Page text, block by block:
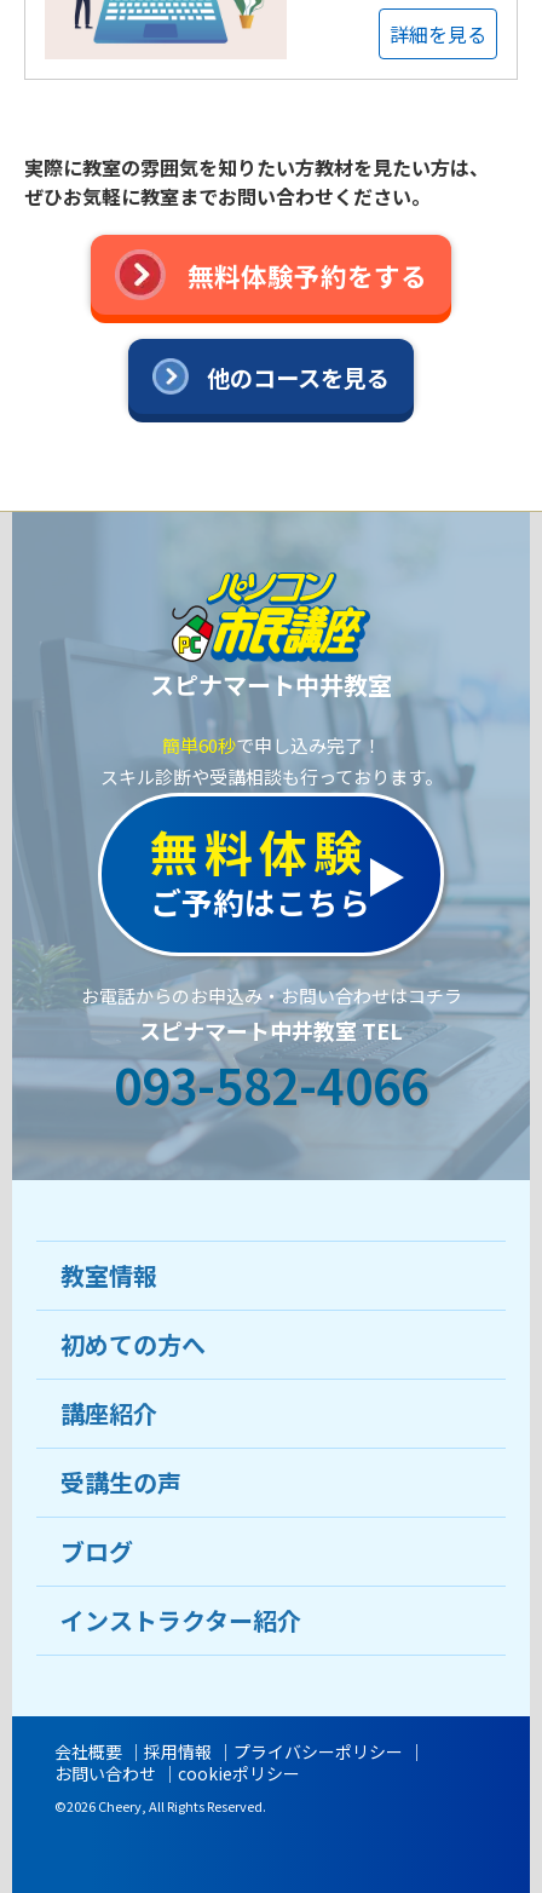
詳細を見る
実際に教室の雰囲気を知りたい方教材を見たい方は、
ぜひお気軽に教室までお問い合わせください。
無料体験予約をする
他のコースを見る
スピナマート中井教室
簡単60秒で申し込み完了！
スキル診断や受講相談も行っております。
無料体験
ご予約はこちら
お電話からのお申込み・お問い合わせはコチラ
スピナマート中井教室 TEL
093-582-4066
教室情報
教室について
受講生の声
おすすめ・人気の講座
目的から講座を探す
教室ブログ
開講時間
初めての方へ
ココがおすすめ
料金
受講までの流れ
よくあるご質問
講座紹介
受講生の声
ブログ
インストラクター紹介
会社概要 採用情報
プライバシーポリシー
お問い合わせ
cookieポリシー
©2026 Cheery, All Rights Reserved.